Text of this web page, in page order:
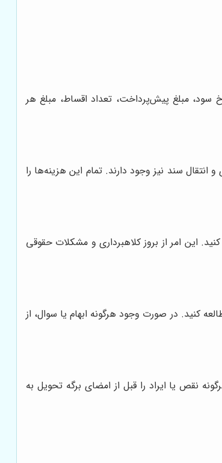
مبلغ پیش‌پرداخت، تعداد اقساط، مبلغ هر
انتقال سند نیز وجود دارند. تمام این هزینه‌ها را
این امر از بروز کلاهبرداری و مشکلات حقوقی
کنید. در صورت وجود هرگونه ابهام یا سوال، از
نقص یا ایراد را قبل از امضای برگه تحویل به